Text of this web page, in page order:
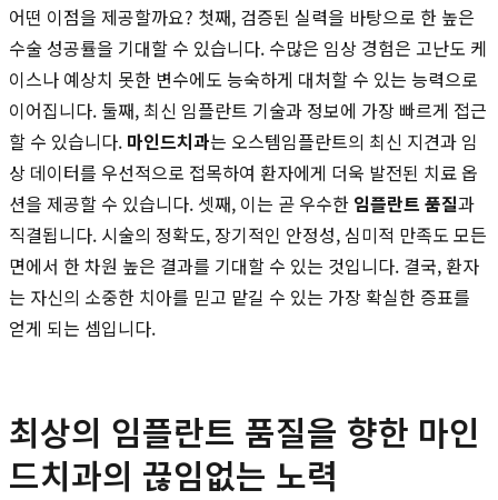
어떤 이점을 제공할까요? 첫째, 검증된 실력을 바탕으로 한 높은
수술 성공률을 기대할 수 있습니다. 수많은 임상 경험은 고난도 케
이스나 예상치 못한 변수에도 능숙하게 대처할 수 있는 능력으로
이어집니다. 둘째, 최신 임플란트 기술과 정보에 가장 빠르게 접근
할 수 있습니다. 마인드치과는 오스템임플란트의 최신 지견과 임
상 데이터를 우선적으로 접목하여 환자에게 더욱 발전된 치료 옵
션을 제공할 수 있습니다. 셋째, 이는 곧 우수한 임플란트 품질과
직결됩니다. 시술의 정확도, 장기적인 안정성, 심미적 만족도 모든
면에서 한 차원 높은 결과를 기대할 수 있는 것입니다. 결국, 환자
는 자신의 소중한 치아를 믿고 맡길 수 있는 가장 확실한 증표를
얻게 되는 셈입니다.
최상의 임플란트 품질을 향한 마인
드치과의 끊임없는 노력